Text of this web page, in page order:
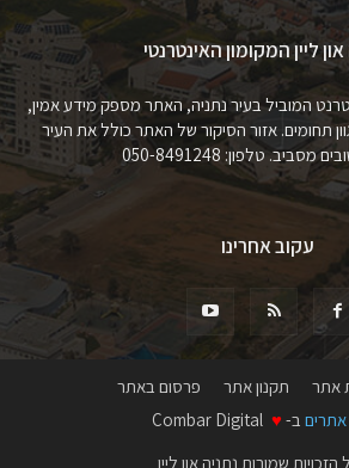
ליין המקומון האינטרנטי
המוביל בעיר נתניה, האתר מספק מידע אמין,
תחומים. אזור הסיקור של האתר כולל את העיר
מסביב. טלפון: 050-8491248
עקוב אחרינו
אתר תקנון אתר
פרסום באתר
אתרים ב- ♥
שמורות נתניה און ליין